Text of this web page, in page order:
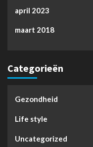
april 2023
maart 2018
Categorieën
Gezondheid
Life style
Uncategorized